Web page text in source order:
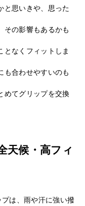
と思いきや、思った
その影響もあるかも
となくフィットしま
も合わせやすいのも
めてグリップを交換
天候・高フィ
は、雨や汗に強い撥